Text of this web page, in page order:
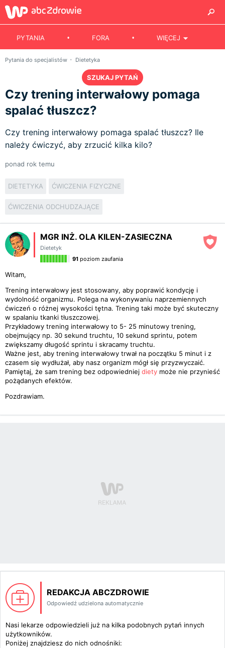
PYTANIA FORA WIĘCEJ
Pytania do specjalistów Dietetyka
SZUKAJ PYTAŃ
Czy trening interwałowy pomaga
spalać tłuszcz?
Czy trening interwałowy pomaga spalać tłuszcz? Ile
należy ćwiczyć, aby zrzucić kilka kilo?
ponad rok temu
DIETETYKA ĆWICZENIA FIZYCZNE
ĆWICZENIA ODCHUDZAJĄCE
MGR INŻ. OLA KILEN-ZASIECZNA
Dietetyk
91 poziom zaufania
Witam,
Trening interwałowy jest stosowany, aby poprawić kondycję i
wydolność organizmu. Polega na wykonywaniu naprzemiennych
ćwiczeń o różnej wysokości tętna. Trening taki może być skuteczny
w spalaniu tkanki tłuszczowej.
Przykładowy trening interwałowy to 5- 25 minutowy trening,
obejmujący np. 30 sekund truchtu, 10 sekund sprintu, potem
zwiększamy długość sprintu i skracamy truchtu.
Ważne jest, aby trening interwałowy trwał na początku 5 minut i z
czasem się wydłużał, aby nasz organizm mógł się przyzwyczaić.
Pamiętaj, że sam trening bez odpowiedniej diety może nie przynieść
pożądanych efektów.
Pozdrawiam.
REDAKCJA ABCZDROWIE
Odpowiedź udzielona automatycznie
Nasi lekarze odpowiedzieli już na kilka podobnych pytań innych
użytkowników.
Poniżej znajdziesz do nich odnośniki: